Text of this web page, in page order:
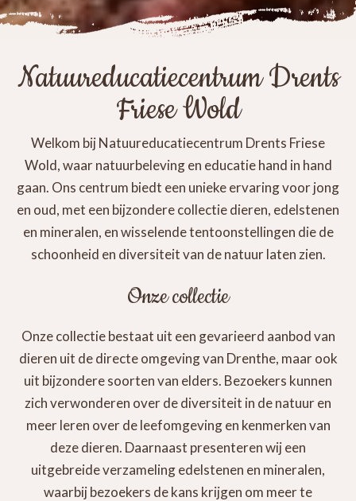
Natuureducatiecentrum Drents
Friese Wold
Welkom bij Natuureducatiecentrum Drents Friese
Wold, waar natuurbeleving en educatie hand in hand
gaan. Ons centrum biedt een unieke ervaring voor jong
en oud, met een bijzondere collectie dieren, edelstenen
en mineralen, en wisselende tentoonstellingen die de
schoonheid en diversiteit van de natuur laten zien.
Onze collectie
Onze collectie bestaat uit een gevarieerd aanbod van
dieren uit de directe omgeving van Drenthe, maar ook
uit bijzondere soorten van elders. Bezoekers kunnen
zich verwonderen over de diversiteit in de natuur en
meer leren over de leefomgeving en kenmerken van
deze dieren. Daarnaast presenteren wij een
uitgebreide verzameling edelstenen en mineralen,
waarbij bezoekers de kans krijgen om meer te